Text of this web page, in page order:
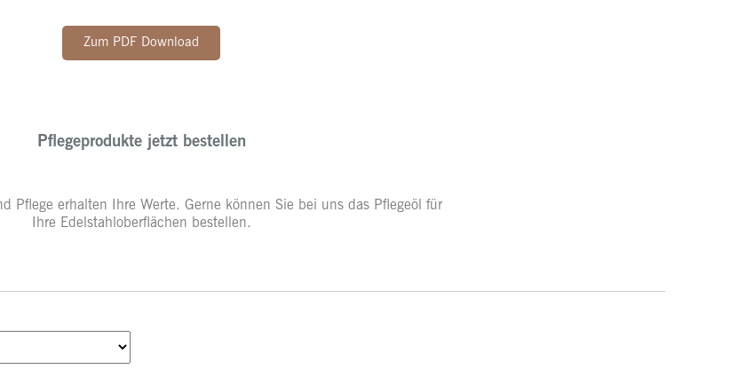
Zum PDF Download
Pflegeprodukte jetzt bestellen
Pflege erhalten Ihre Werte. Gerne können Sie bei uns das Pflegeöl für
Ihre Edelstahloberflächen bestellen.